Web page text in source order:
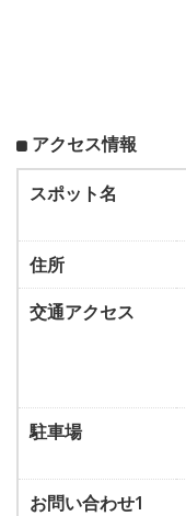
アクセス情報
スポット名
住所
交通アクセス
駐車場
お問い合わせ1